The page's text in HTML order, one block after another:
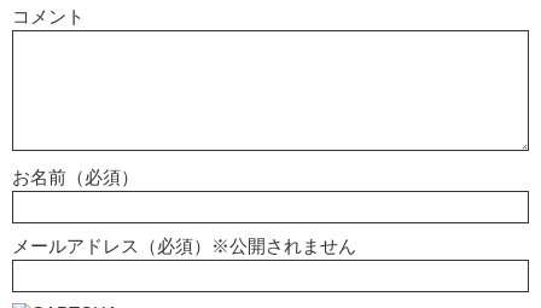
コメント
お名前（必須）
メールアドレス（必須）※公開されません